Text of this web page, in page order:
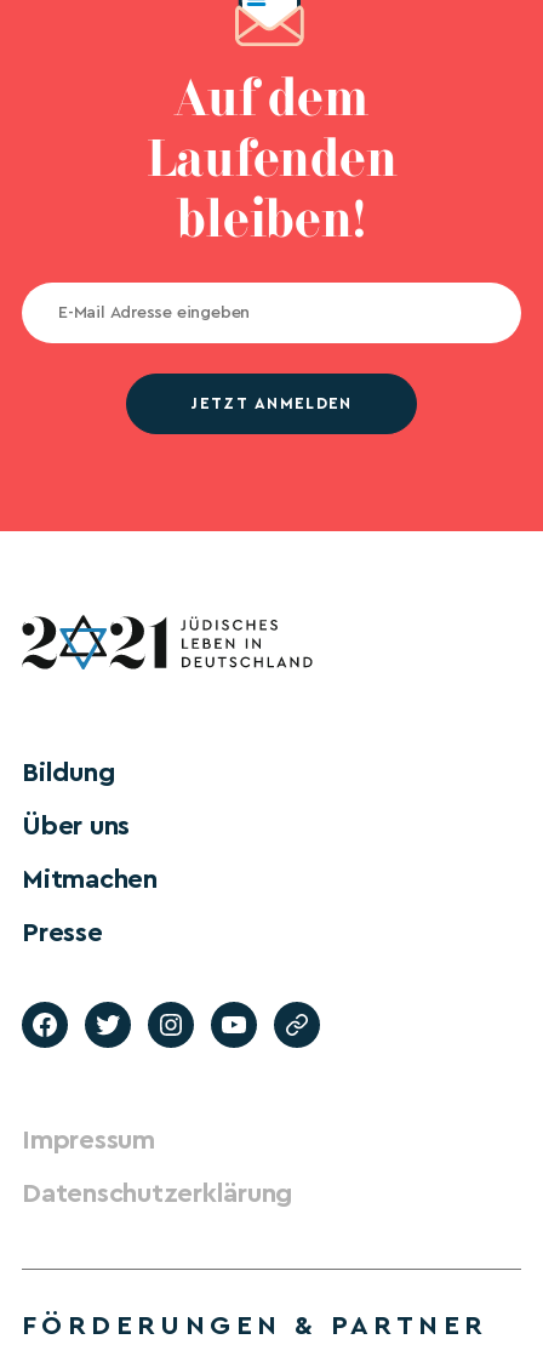
Auf dem
Laufenden
bleiben!
JETZT ANMELDEN
Bildung
Über uns
Mitmachen
Presse
Impressum
Datenschutzerklärung
FÖRDERUNGEN & PARTNER